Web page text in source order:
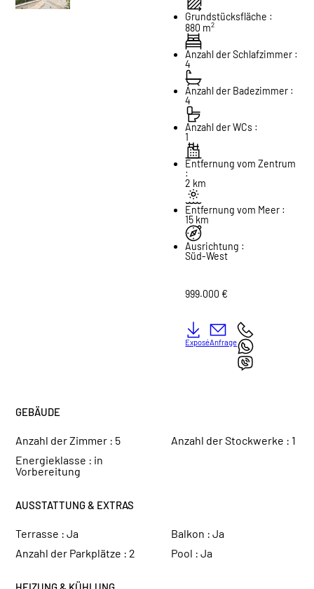
Grundstücksfläche :
880 m2
Anzahl der Schlafzimmer :
4
Anzahl der Badezimmer :
4
Anzahl der WCs :
1
Entfernung vom Zentrum
:
2 km
Entfernung vom Meer :
15 km
Ausrichtung :
Süd-West
999.000 €
ExposéAnfrage
GEBÄUDE
Anzahl der Zimmer : 5 Anzahl der Stockwerke : 1
Energieklasse : in
Vorbereitung
AUSSTATTUNG & EXTRAS
Terrasse :Ja Balkon :Ja
Anzahl der Parkplätze : 2 Pool :Ja